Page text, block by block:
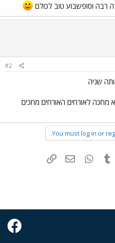
רבה וסופשבוע טוב לכולם
#2
שניה
מחכה לאורחים האורחים מחכים
You must log in or
Tumblr
WhatsAppדואר אלקטרוני